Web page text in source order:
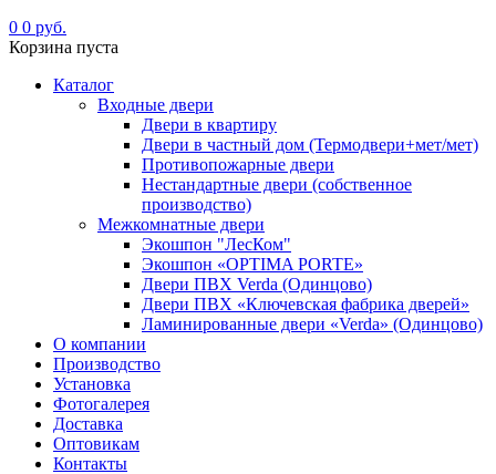
0 0 руб.
Корзина пуста
Каталог
Входные двери
Двери в квартиру
Двери в частный дом (Термодвери+мет/мет)
Противопожарные двери
Нестандартные двери (собственное
производство)
Межкомнатные двери
Экошпон "ЛесКом"
Экошпон «OPTIMA PORTE»
Двери ПВХ Verda (Одинцово)
Двери ПВХ «Ключевская фабрика дверей»
Ламинированные двери «Verda» (Одинцово)
О компании
Производство
Установка
Фотогалерея
Доставка
Оптовикам
Контакты